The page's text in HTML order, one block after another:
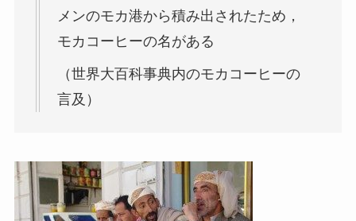
メンのモカ港から積み出されたため，
モカコーヒーの名がある
（世界大百科事典内のモカコーヒーの
言及）